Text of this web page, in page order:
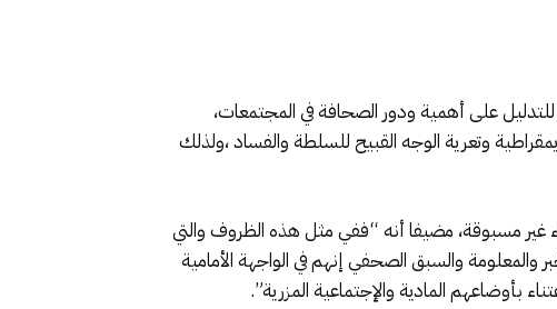
للتدليل على أهمية ودور الصحافة في المجتمعات،
وتعرية الوجه القبيح للسلطة والفساد ،ولذلك
غير مسبوقة، مضيفا أنه “ففي مثل هذه الظروف والتي
والسبق الصحفي إنهم في الواجهة الأمامية
المادية والإجتماعية المزرية”.